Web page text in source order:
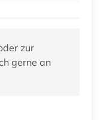
zur
gerne an